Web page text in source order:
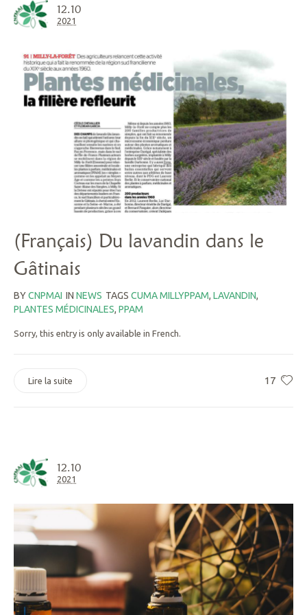
12.10
2021
(Français) Du lavandin dans le
Gâtinais
BYCNPMAI IN NEWS TAGS CUMA MILLYPPAM, LAVANDIN,
PLANTES MÉDICINALES, PPAM
Sorry, this entry is only available in French.
17
Lire la suite
12.10
2021